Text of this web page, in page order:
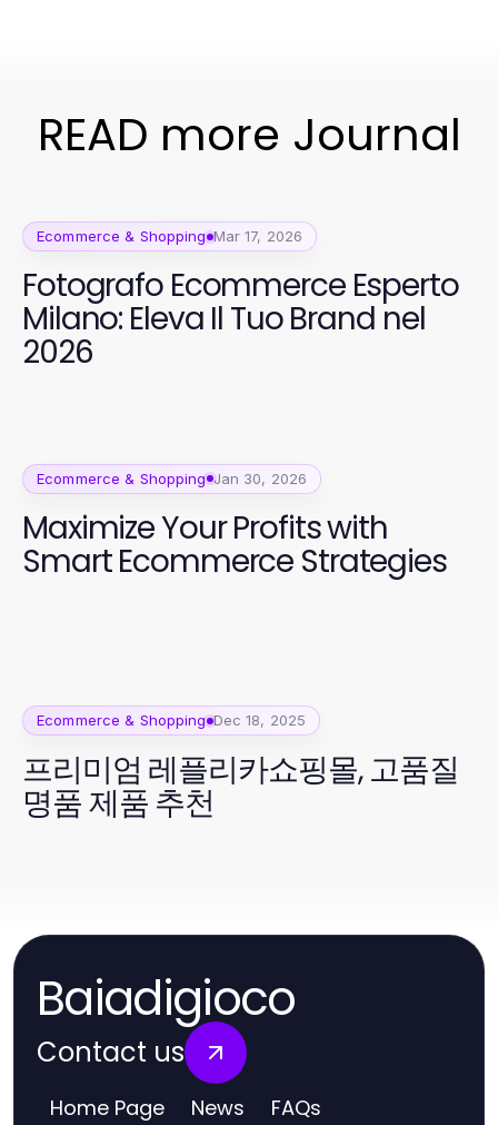
READ more Journal
Ecommerce & Shopping Mar 17, 2026
Fotografo Ecommerce Esperto
Milano: Eleva Il Tuo Brand nel
2026
Ecommerce & Shopping Jan 30, 2026
Maximize Your Profits with
Smart Ecommerce Strategies
Ecommerce & Shopping Dec 18, 2025
프리미엄 레플리카쇼핑몰, 고품질
명품 제품 추천
Baiadigioco
Contact us
Home Page News FAQs